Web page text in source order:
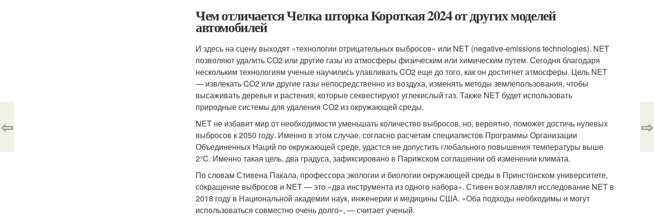
Чем отличается Челка шторка Короткая 2024 от других моделей
автомобилей
И здесь на сцену выходят «технологии отрицательных выбросов» или NET (negative-emissions technologies). NET
позволяют удалить CO2 или другие газы из атмосферы физическим или химическим путем. Сегодня благодаря
нескольким технологиям ученые научились улавливать CO2 еще до того, как он достигнет атмосферы. Цель NET
— извлекать CO2 или другие газы непосредственно из воздуха, изменять методы землепользования, чтобы
высаживать деревья и растения, которые секвестируют углекислый газ. Также NET будет использовать
природные системы для удаления CO2 из окружающей среды.
NET не избавит мир от необходимости уменьшать количество выбросов, но, вероятно, поможет достичь нулевых
выбросов к 2050 году. Именно в этом случае, согласно расчетам специалистов Программы Организации
Объединенных Наций по окружающей среде, удастся не допустить глобального повышения температуры выше
2°C. Именно такая цель, два градуса, зафиксировано в Парижском соглашении об изменении климата.
По словам Стивена Пакала, профессора экологии и биологии окружающей среды в Принстонском университете,
сокращение выбросов и NET — это «два инструмента из одного набора». Стивен возглавлял исследование NET в
2018 году в Национальной академии наук, инженерии и медицины США. «Оба подходы необходимы и могут
использоваться совместно очень долго», — считает ученый.
⇦ ⇨